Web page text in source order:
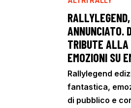
ANNUNCIATO.
TRIBUTE ALLA
EMOZIONI SU
Rallylegend
fantastica,
di pubblico e